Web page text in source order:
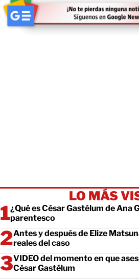
LO MÁS
¿Qué es César Gastélum de Ana
parentesco
Antes y después de Elize
reales del caso
VIDEO del momento en que
César Gastélum